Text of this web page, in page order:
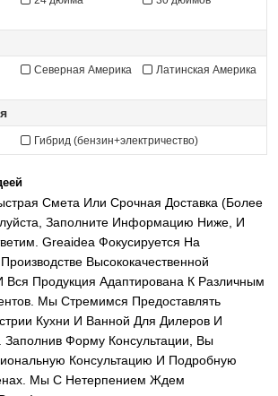
Северная Америка
Латинская Америка
Гибрид (бензин+электричество)
Смета Или Срочная Доставка (более
Заполните Информацию Ниже, И
Greaidea Фокусируется На
Высококачественной
Вся Продукция Адаптирована К Различным
Мы Стремимся Предоставлять
Кухни И Ванной Для Дилеров И
Заполнив Форму Консультации, Вы
Консультацию И Подробную
Мы С Нетерпением Ждем